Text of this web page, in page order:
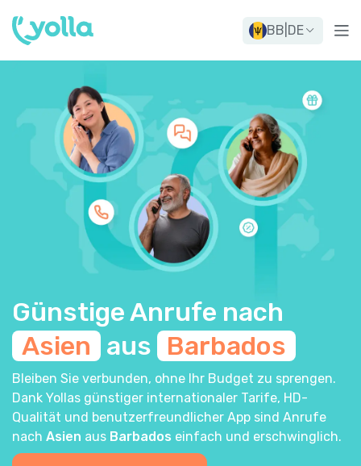
BB DE
Günstige Anrufe nach
Asien aus Barbados
Bleiben Sie verbunden, ohne Ihr Budget zu sprengen.
Dank Yollas günstiger internationaler Tarife, HD-
Qualität und benutzerfreundlicher App sind Anrufe
nach Asien aus Barbados einfach und erschwinglich.